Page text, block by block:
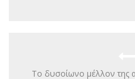
Το δυσοίωνο μέλλον της